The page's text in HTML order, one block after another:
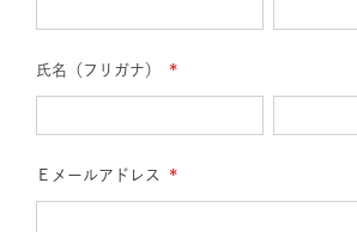
氏名（フリガナ）
(必
Ｅメールアドレス
(必